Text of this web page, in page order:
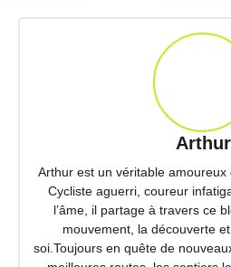
Arthur
Arthur est un véritable amoureux
Cycliste aguerri, coureur
l’âme, il partage à travers ce
mouvement, la découverte
soi.Toujours en quête de